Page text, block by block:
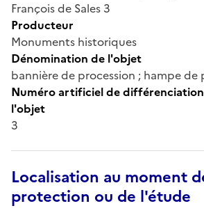
François de Sales 3
Producteur
Monuments historiques
Dénomination de l'objet
bannière de procession ; hampe de
Numéro artificiel de
l'objet
3
Localisation au moment
protection ou de l'étude